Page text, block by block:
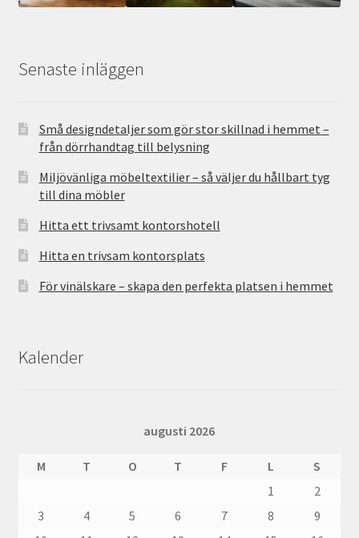
Senaste inläggen
Små designdetaljer som gör stor skillnad i hemmet –
från dörrhandtag till belysning
Miljövänliga möbeltextilier – så väljer du hållbart tyg
till dina möbler
Hitta ett trivsamt kontorshotell
Hitta en trivsam kontorsplats
För vinälskare – skapa den perfekta platsen i hemmet
Kalender
augusti 2026
M T O T F L
S
1
2
3
4 5 6 7 8
9